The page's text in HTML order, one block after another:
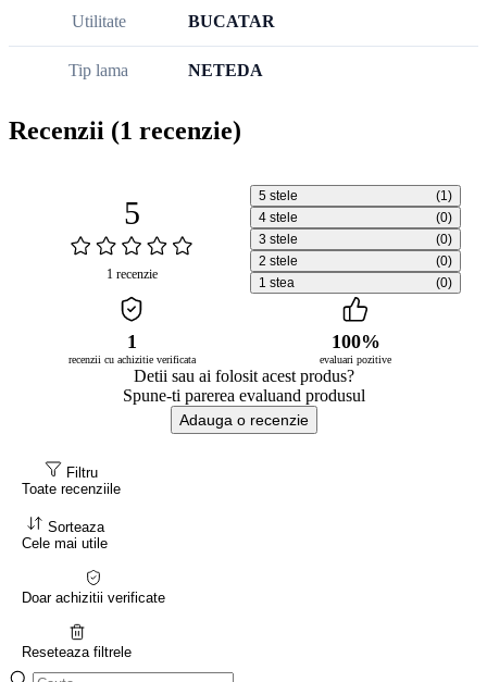
Utilitate BUCATAR
Tip lama NETEDA
Recenzii (1 recenzie)
5
1 recenzie
5 stele
(1)
4 stele
(0)
3 stele
(0)
2 stele
(0)
1 stea
(0)
1
recenzii cu achizitie verificata
100%
evaluari pozitive
Detii sau ai folosit acest produs?
Spune-ti parerea evaluand produsul
Adauga o recenzie
Filtru
Toate recenziile
Sorteaza
Cele mai utile
Doar achizitii verificate
Reseteaza filtrele